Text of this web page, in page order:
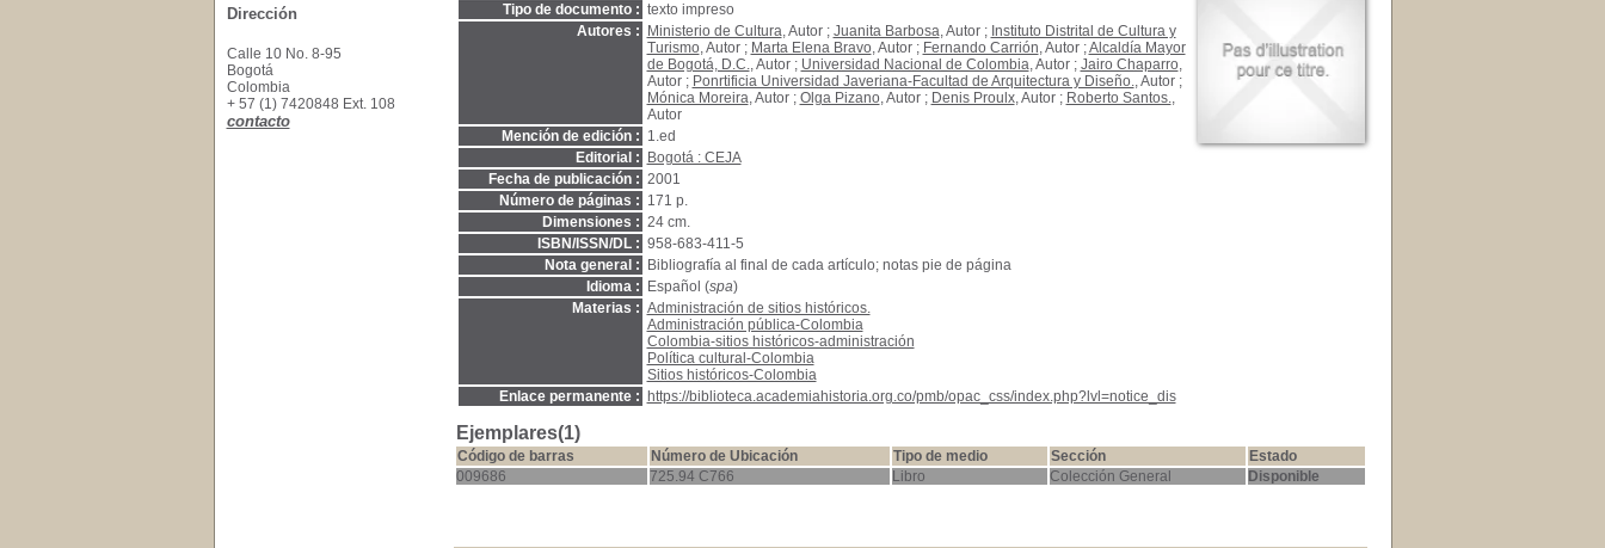
Tipo de documento : texto impreso
Autores :
Ministerio de Cultura, Autor ; Juanita Barbosa, Autor ; Instituto Distrital de Cultura y
Turismo, Autor ; Marta Elena Bravo, Autor ; Fernando Carrión, Autor ;Alcaldía Mayor
de Bogotá, D.C., Autor ; Universidad Nacional de Colombia, Autor ; Jairo Chaparro,
Autor ; Ponrtificia Universidad Javeriana-Facultad de Arquitectura y Diseño., Autor ;
Mónica Moreira, Autor ; Olga Pizano, Autor ; Denis Proulx, Autor ; Roberto Santos.,
Autor
Mención de edición : 1.ed
Editorial :
Bogotá : CEJA
Fecha de publicación : 2001
Número de páginas : 171 p.
Dimensiones : 24 cm.
ISBN/ISSN/DL : 958-683-411-5
Nota general :
Bibliografía al final de cada artículo; notas pie de página
Idioma :
Español (spa)
Materias : Administración de sitios históricos.
Administración pública-Colombia
Colombia-sitios históricos-administración
Política cultural-Colombia
Sitios históricos-Colombia
Enlace permanente :
https://biblioteca.academiahistoria.org.co/pmb/opac_css/index.php?lvl=notice_dis
Ejemplares(1)
Código de barras Número de Ubicación Tipo de medio Sección
Estado
009686
725.94 C766 Libro Colección General Disponible
Dirección
Calle 10 No. 8-95
Bogotá
Colombia
+ 57 (1) 7420848 Ext. 108
contacto